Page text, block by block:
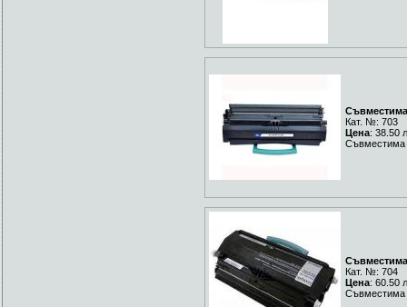
Съвместима
Кат. №: 703
Цена: 38.50
Съвместима
Съвместима
Кат. №: 704
Цена: 60.50
Съвместима